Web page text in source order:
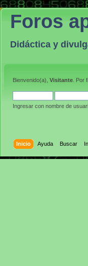
Foros
Didáctica y
Bienvenido(a), Visitante . Por
Ingresar con nombre de
Inicio Ayuda Buscar